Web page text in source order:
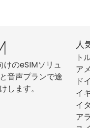
けのeSIMソリュ
音声プランで途
します。
人
ト
ア
ド
イ
イ
ア